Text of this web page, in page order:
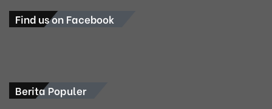
Find us on Facebook
Berita Populer